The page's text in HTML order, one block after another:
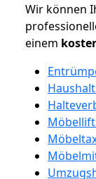
Wir können
einem